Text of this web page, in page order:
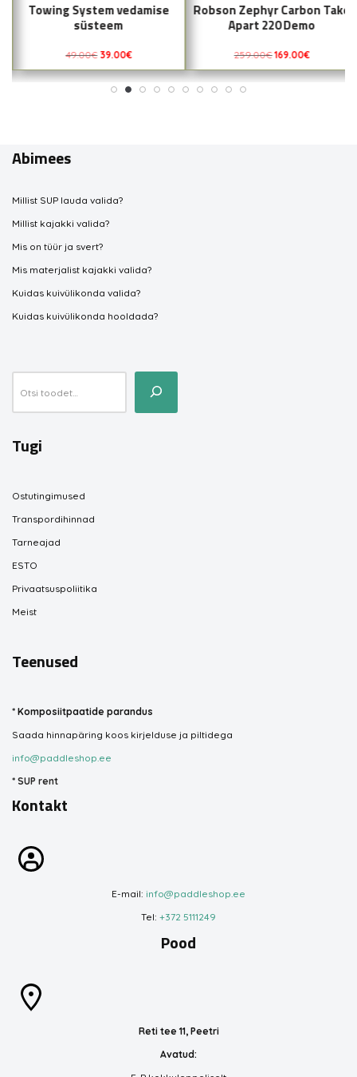
Towing System vedamise
süsteem
49.00€ 39.00€
Robson Zephyr Carbon Take
Apart 220 Demo
259.00€ 169.00€
Abimees
Millist SUP lauda valida?
Millist kajakki valida?
Mis on tüür ja svert?
Mis materjalist kajakki valida?
Kuidas kuivülikonda valida?
Kuidas kuivülikonda hooldada?
Tugi
Ostutingimused
Transpordihinnad
Tarneajad
ESTO
Privaatsuspoliitika
Meist
Teenused
* Komposiitpaatide parandus
Saada hinnapäring koos kirjelduse ja piltidega
info@paddleshop.ee
* SUP rent
Kontakt
E-mail: info@paddleshop.ee
Tel: +372 5111249
Pood
Reti tee 11, Peetri
Avatud: